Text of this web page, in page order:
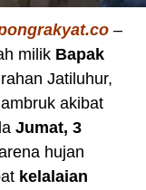
–
milik Bapak
Jatiluhur,
akibat
Jumat, 3
hujan
kelalaian